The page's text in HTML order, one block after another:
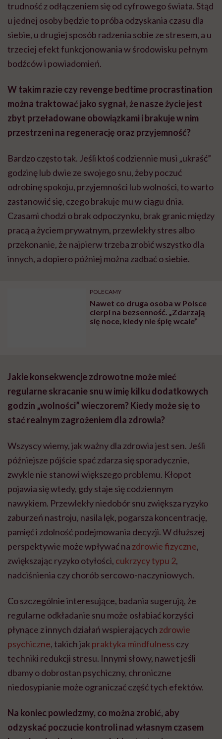
trudność z odłączeniem się od cyfrowego świata. Stąd
u jednej osoby będzie to próba odzyskania czasu dla
siebie, u drugiej sposób radzenia sobie ze stresem, a u
trzeciej efekt funkcjonowania w środowisku pełnym
bodźców i powiadomień.
W takim razie czy revenge bedtime procrastination
można traktować jako sygnał, że nasze życie jest
zbyt przeładowane obowiązkami i brakuje w nim
przestrzeni na regenerację oraz przyjemność?
Bardzo często tak. Jeśli ktoś codziennie musi „ukraść”
godzinę lub dwie ze swojego snu, żeby poczuć
odrobinę spokoju, przyjemności lub wolności, to warto
zastanowić się, czego brakuje mu w ciągu dnia.
Czasami chodzi o brak odpoczynku, brak granic między
pracą a życiem prywatnym, przewlekły stres albo
przekonanie, że najpierw trzeba zrobić wszystko dla
innych, a dopiero później można zadbać o siebie.
POLECAMY
Nawet co druga osoba w Polsce
cierpi na bezsenność. „Zdarzają
się noce, kiedy nie śpię wcale”
Jakie konsekwencje zdrowotne może mieć
regularne skracanie snu w imię kilku dodatkowych
godzin „wolności” wieczorem? Kiedy może się to
stać realnym zagrożeniem dla zdrowia?
Wszyscy wiemy, jak ważny dla zdrowia jest sen. Jeśli
późniejsze pójście spać zdarza się sporadycznie,
zwykle nie stanowi większego problemu. Kłopot
pojawia się wtedy, gdy staje się codziennym
nawykiem. Przewlekły niedobór snu zwiększa ryzyko
zaburzeń nastroju, nasila lęk, pogarsza koncentrację,
pamięć i zdolność podejmowania decyzji. W dłuższej
perspektywie może wpływać na zdrowie fizyczne,
zwiększając ryzyko otyłości, cukrzycy typu 2,
nadciśnienia czy chorób sercowo-naczyniowych.
Co szczególnie interesujące, badania sugerują, że
regularne odkładanie snu może osłabiać korzyści
płynące z innych działań wspierających zdrowie
psychiczne, takich jak praktyka mindfulness czy
techniki redukcji stresu. Innymi słowy, nawet jeśli
dbamy o dobrostan psychiczny, chroniczne
niedosypianie może ograniczać część tych efektów.
Na koniec powiedzmy, co można zrobić, aby
odzyskać poczucie kontroli nad własnym czasem